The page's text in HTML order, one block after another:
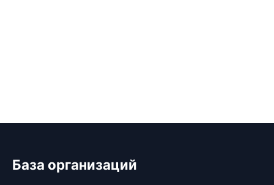
База организаций